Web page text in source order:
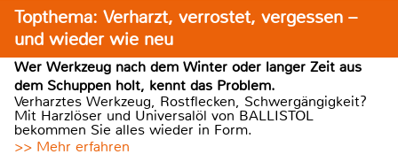
Topthema: Verharzt, verrostet, vergessen –
und wieder wie neu
Wer Werkzeug nach dem Winter oder langer Zeit aus
dem Schuppen holt, kennt das Problem.
Verharztes Werkzeug, Rostflecken, Schwergängigkeit?
Mit Harzlöser und Universalöl von BALLISTOL
bekommen Sie alles wieder in Form.
>> Mehr erfahren